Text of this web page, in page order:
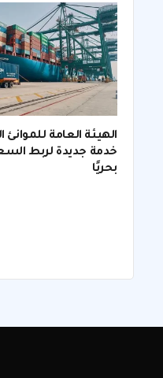
الهيئة العامة
خدمة جديدة لربط
بحريًا